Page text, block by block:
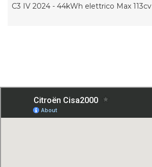
C3 IV 2024 - 44kWh elettrico Max 113cv